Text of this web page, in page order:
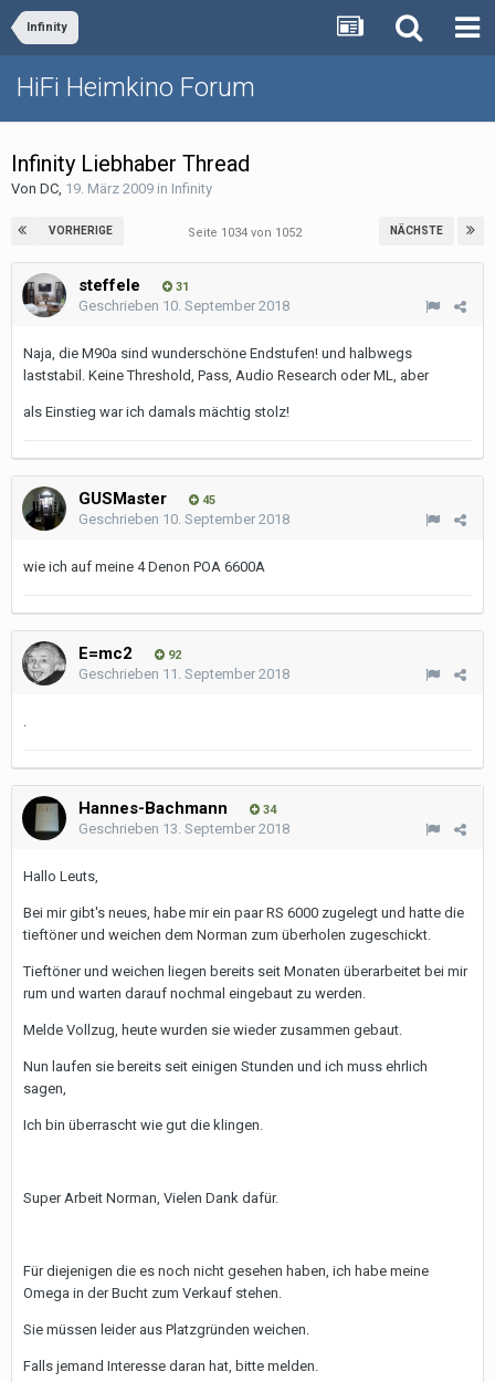
Infinity
HiFi Heimkino Forum
Infinity Liebhaber Thread
Von DC, 19. März 2009 in Infinity
VORHERIGE NÄCHSTE
Seite 1034 von 1052
steffele 31
Geschrieben 10. September 2018
Naja, die M90a sind wunderschöne Endstufen! und halbwegs
laststabil. Keine Threshold, Pass, Audio Research oder ML, aber
als Einstieg war ich damals mächtig stolz!
GUSMaster 45
Geschrieben 10. September 2018
wie ich auf meine 4 Denon POA 6600A
E=mc2 92
Geschrieben 11. September 2018
.
Hannes-Bachmann 34
Geschrieben 13. September 2018
Hallo Leuts,
Bei mir gibt's neues, habe mir ein paar RS 6000 zugelegt und hatte die
tieftöner und weichen dem Norman zum überholen zugeschickt.
Tieftöner und weichen liegen bereits seit Monaten überarbeitet bei mir
rum und warten darauf nochmal eingebaut zu werden.
Melde Vollzug, heute wurden sie wieder zusammen gebaut.
Nun laufen sie bereits seit einigen Stunden und ich muss ehrlich
sagen,
Ich bin überrascht wie gut die klingen.
Super Arbeit Norman, Vielen Dank dafür.
Für diejenigen die es noch nicht gesehen haben, ich habe meine
Omega in der Bucht zum Verkauf stehen.
Sie müssen leider aus Platzgründen weichen.
Falls jemand Interesse daran hat, bitte melden.